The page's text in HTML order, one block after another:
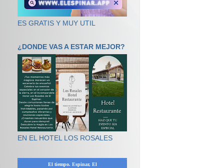
ES GRATIS Y MUY UTIL
¿DONDE VAS A ESTAR MEJOR?
EN EL HOTEL LOS ROSALES